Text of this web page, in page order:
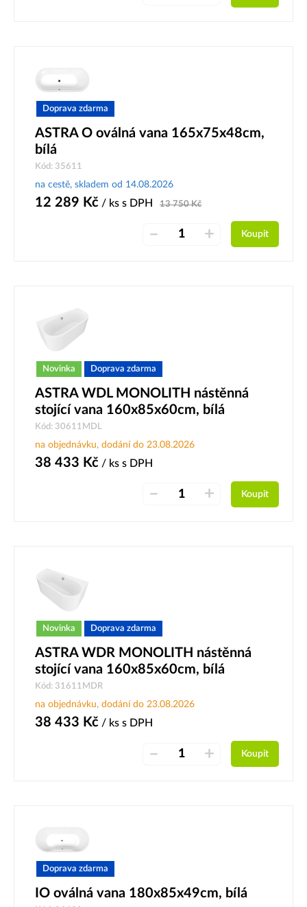
Doprava zdarma
ASTRA O oválná vana 165x75x48cm,
bílá
Kód: 35611
na cestě, skladem od 14.08.2026
12 289 Kč / ks s DPH 13 750Kč
– + Koupit
Novinka Doprava zdarma
ASTRA WDL MONOLITH nástěnná
stojící vana 160x85x60cm, bílá
Kód: 30611MDL
na objednávku, dodání do 23.08.2026
38 433 Kč / ks s DPH
– + Koupit
Novinka Doprava zdarma
ASTRA WDR MONOLITH nástěnná
stojící vana 160x85x60cm, bílá
Kód: 31611MDR
na objednávku, dodání do 23.08.2026
38 433 Kč / ks s DPH
– + Koupit
Doprava zdarma
IO oválná vana 180x85x49cm, bílá